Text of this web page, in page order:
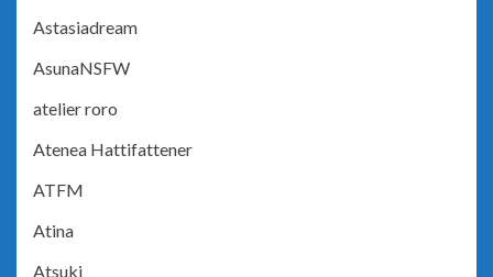
Astasiadream
AsunaNSFW
atelier roro
Atenea Hattifattener
ATFM
Atina
Atsuki